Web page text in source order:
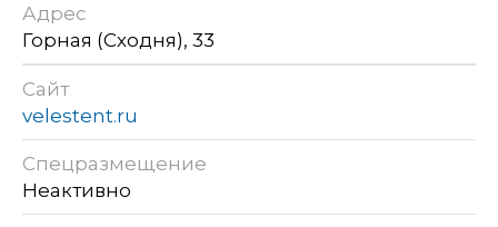
Адрес
Горная (Сходня), 33
Сайт
velestent.ru
Спецразмещение
Неактивно